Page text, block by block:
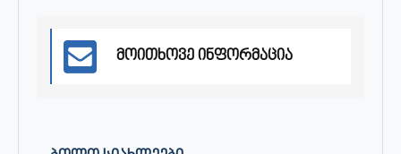
მოითხოვე ინფორმაცია